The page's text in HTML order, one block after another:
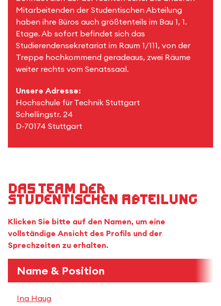
Mitarbeitenden der Studentischen Abteilung
haben ihre Büros auch größtenteils im Bau 1, 1.
Etage. Ab sofort befindet sich das
Studierendensekretariat im Raum 1/111, von der
Treppe hochkommend geradeaus, zwei Räume
weiter rechts vom Senatssaal.
Unsere Adresse:
Hochschule für Technik Stuttgart
Schellingstr. 24
D-70174 Stuttgart
Das Team der
Studentischen Abteilung
Klicken Sie bitte auf den Namen, um eine
vollständige Ansicht des Profils und der
Sprechzeiten zu erhalten.
Name & Position
Ina Haug